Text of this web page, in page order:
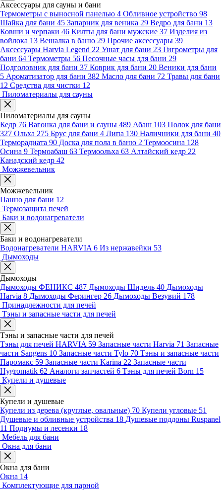
Аксессуары для сауны и бани
Термометры с выносной панелью 4 Обливное устройство 98
Шайка для бани 45 Запарник для веника 29 Ведро для бани 13
Ковши и черпаки 46 Килты для бани мужские 37 Изделия из
войлока 13 Вешалка в баню 29 Прочие аксессуары 39
Аксессуары Harvia Legend 22 Ушат для бани 23 Гигрометры для
бани 64 Термометры 56 Песочные часы для бани 29
Подголовник для бани 37 Коврик для бани 20 Веники для бани
5 Ароматизатор для бани 382 Масло для бани 72 Травы для бани
12 Средства для чистки 12
Пиломатериалы для сауны
Пиломатериалы для сауны
Кедр 76 Вагонка для бани и сауны 489 Абаш 103 Полок для бани
327 Ольха 275 Брус для бани 4 Липа 130 Наличники для бани 40
Терморадиата 90 Доска для пола в баню 2 Термоосина 128
Осина 9 Термоабаш 63 Термоольха 63 Алтайский кедр 22
Канадский кедр 42
Можжевельник
Можжевельник
Панно для бани 12
Термозащита печей
Баки и водонагреватели
Баки и водонагреватели
Водонагреватели HARVIA 6 Из нержавейки 53
Дымоходы
Дымоходы
Дымоходы ФЕНИКС 487 Дымоходы Шидель 40 Дымоходы
Harvia 8 Дымоходы Ферингер 26 Дымоходы Везувий 178
Принадлежности для печей
Тэны и запасные части для печей
Тэны и запасные части для печей
Тэны для печей HARVIA 59 Запасные части Harvia 71 Запасные
части Sangens 10 Запасные части Tylo 70 Тэны и запасные части
Паромакс 59 Запасные части Karina 22 Запасные части
Hygromatik 62 Аналоги запчастей 6 Тэны для печей Born 15
Купели и душевые
Купели и душевые
Купели из дерева (круглые, овальные) 70 Купели угловые 51
Душевые и обливные устройства 18 Душевые поддоны Ruspanel
11 Подиумы и лесенки 18
Мебель для бани
Окна для бани
Окна для бани
Окна 14
Комплектующие для парной